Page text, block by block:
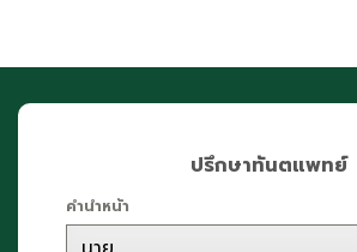
ปรึกษาทันตแพทย์
คำนำหน้า